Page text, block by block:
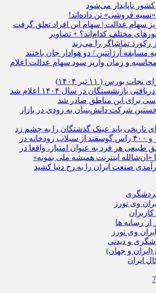
ناپایدار می‌شود
«نسیه فروشی» تن داده‌اند!
سهام عدالت |‌ سهام این افراد تعلق گرفت
مختلف کدام‌اند؟ + تصاویر
رکورد تماشاگر را می‌زند
آرژانتین / دو هوادار جان باختند
و زمان واریز سود سهام عدالت اعلام
بورس ( ۱۱ تیر ۱۴۰۴)
بازنشستگان در سال ۱۴۰۴ اعلام شد
برای این مناطق صادر شد
شرکت دانش‌بنیان به زودی در بازار
تاریخی باید عینک گذشتگان را به چشم زد
طبیعی هر فرد به عنوان امتیاز، واقعا در
«ان‌شالله اینترنت همیشه ملی بمونه»
صنعت ایران را به رخ دنیا کشید
وی تورز
رسانه ها
وی تورز
و دیدنی
(ایران و جهان)
ایران